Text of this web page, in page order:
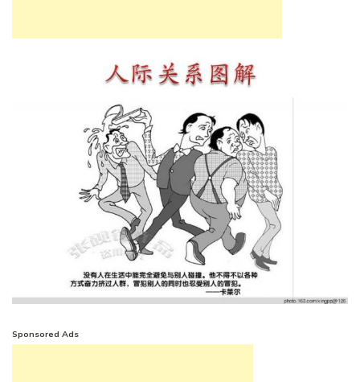
Sponsored Ads